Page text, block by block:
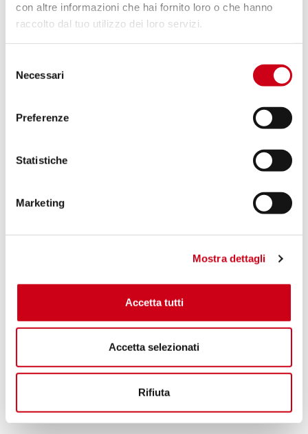
con altre informazioni che hai fornito loro o che hanno
raccolto dal tuo utilizzo dei loro servizi.
delNecessari
Preferenze
Statistiche
Marketing
Mostra dettagli
Accetta tutti
Accetta selezionati
Rifiuta